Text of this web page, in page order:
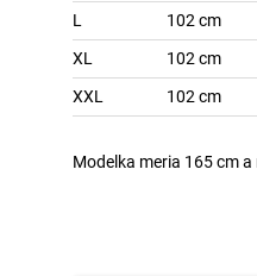
L
102 cm
XL
102 cm
XXL
102 cm
Modelka meria 165 cm